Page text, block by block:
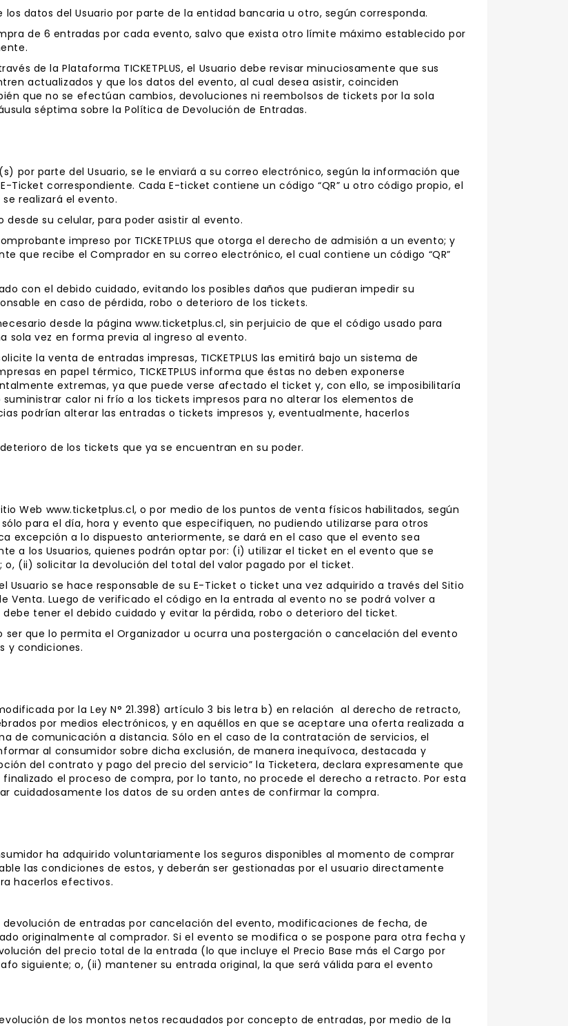
datos del Usuario por parte de la entidad bancaria u otro, según corresponda.
de 6 entradas por cada evento, salvo que exista otro límite máximo establecido por
de la Plataforma TICKETPLUS, el Usuario debe revisar minuciosamente que sus
actualizados y que los datos del evento, al cual desea asistir, coinciden
que no se efectúan cambios, devoluciones ni reembolsos de tickets por la sola
séptima sobre la Política de Devolución de Entradas.
por parte del Usuario, se le enviará a su correo electrónico, según la información que
Ticket correspondiente. Cada E-ticket contiene un código “QR” u otro código propio, el
realizará el evento.
desde su celular, para poder asistir al evento.
impreso por TICKETPLUS que otorga el derecho de admisión a un evento; y
que recibe el Comprador en su correo electrónico, el cual contiene un código “QR”
con el debido cuidado, evitando los posibles daños que pudieran impedir su
en caso de pérdida, robo o deterioro de los tickets.
desde la página www.ticketplus.cl, sin perjuicio de que el código usado para
sola vez en forma previa al ingreso al evento.
la venta de entradas impresas, TICKETPLUS las emitirá bajo un sistema de
en papel térmico, TICKETPLUS informa que éstas no deben exponerse
extremas, ya que puede verse afectado el ticket y, con ello, se imposibilitaría
calor ni frío a los tickets impresos para no alterar los elementos de
podrían alterar las entradas o tickets impresos y, eventualmente, hacerlos
de los tickets que ya se encuentran en su poder.
Web www.ticketplus.cl, o por medio de los puntos de venta físicos habilitados, según
para el día, hora y evento que especifiquen, no pudiendo utilizarse para otros
excepción a lo dispuesto anteriormente, se dará en el caso que el evento sea
a los Usuarios, quienes podrán optar por: (i) utilizar el ticket en el evento que se
(ii) solicitar la devolución del total del valor pagado por el ticket.
Usuario se hace responsable de su E-Ticket o ticket una vez adquirido a través del Sitio
Venta. Luego de verificado el código en la entrada al evento no se podrá volver a
tener el debido cuidado y evitar la pérdida, robo o deterioro del ticket.
ser que lo permita el Organizador u ocurra una postergación o cancelación del evento
y condiciones.
por la Ley N° 21.398) artículo 3 bis letra b) en relación al derecho de retracto,
por medios electrónicos, y en aquéllos en que se aceptare una oferta realizada a
de comunicación a distancia. Sólo en el caso de la contratación de servicios, el
al consumidor sobre dicha exclusión, de manera inequívoca, destacada y
del contrato y pago del precio del servicio” la Ticketera, declara expresamente que
el proceso de compra, por lo tanto, no procede el derecho a retracto. Por esta
cuidadosamente los datos de su orden antes de confirmar la compra.
ha adquirido voluntariamente los seguros disponibles al momento de comprar
las condiciones de estos, y deberán ser gestionadas por el usuario directamente
hacerlos efectivos.
devolución de entradas por cancelación del evento, modificaciones de fecha, de
originalmente al comprador. Si el evento se modifica o se pospone para otra fecha y
del precio total de la entrada (lo que incluye el Precio Base más el Cargo por
siguiente; o, (ii) mantener su entrada original, la que será válida para el evento
de los montos netos recaudados por concepto de entradas, por medio de la